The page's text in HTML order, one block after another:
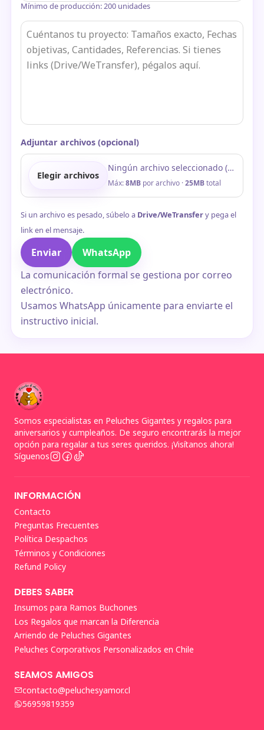
Mínimo de producción: 200 unidades
Adjuntar archivos (opcional)
Elegir archivos
Ningún archivo seleccionado (máx 5)
Máx:8MB por archivo ·25MBtotal
Si un archivo es pesado, súbelo a Drive/WeTransfery pega el
link en el mensaje.
Enviar
WhatsApp
La comunicación formal se gestiona por correo
electrónico.
Usamos WhatsApp únicamente para enviarte el
instructivo inicial.
Somos especialistas en Peluches Gigantes y regalos para
aniversarios y cumpleaños. De seguro encontrarás la mejor
opción para regalar a tus seres queridos. ¡Visítanos ahora!
Síguenos
INFORMACIÓN
Contacto
Preguntas Frecuentes
Política Despachos
Términos y Condiciones
Refund Policy
DEBES SABER
Insumos para Ramos Buchones
Los Regalos que marcan la Diferencia
Arriendo de Peluches Gigantes
Peluches Corporativos Personalizados en Chile
SEAMOS AMIGOS
contacto@peluchesyamor.cl
56959819359